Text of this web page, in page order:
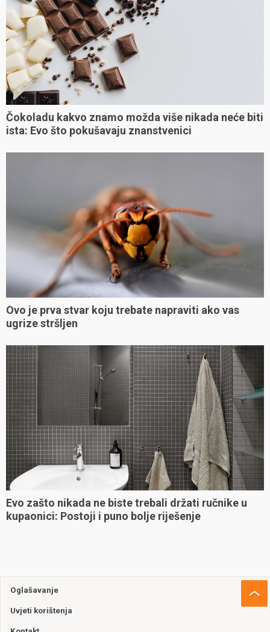
Čokoladu kakvo znamo možda više nikada neće biti
ista: Evo što pokušavaju znanstvenici
Ovo je prva stvar koju trebate napraviti ako vas
ugrize stršljen
Evo zašto nikada ne biste trebali držati ručnike u
kupaonici: Postoji i puno bolje riješenje
Oglašavanje
Uvjeti korištenja